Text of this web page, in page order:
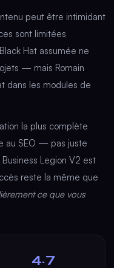
peut être intimidant
sont limitées
Hat assumée ne
— mais Romain
dans les modules de
la plus complète
au SEO — pas juste
Legion V2 est
reste la même que
ce que vous
4.7